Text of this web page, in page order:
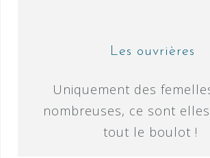
Les ouvrières
Uniquement des
nombreuses, ce sont
tout le boulot !